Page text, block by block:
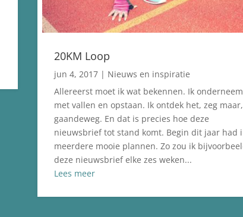
20KM Loop
jun 4, 2017| Nieuws en inspiratie
Allereerst moet ik wat bekennen. Ik onderneem
met vallen en opstaan. Ik ontdek het, zeg maar,
gaandeweg. En dat is precies hoe deze
nieuwsbrief tot stand komt. Begin dit jaar had
meerdere mooie plannen. Zo zou ik
deze nieuwsbrief elke zes weken...
Lees meer